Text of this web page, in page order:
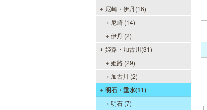
尼崎・伊丹(16)
尼崎 (14)
伊丹 (2)
姫路・加古川(31)
姫路 (29)
加古川 (2)
明石・垂水(11)
明石 (7)
｜